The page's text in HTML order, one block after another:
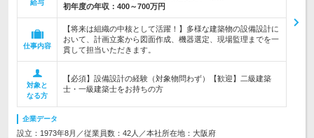
給与
初年度の年収： 400～700万円
仕事内容
【将来は組織の中核として活躍！】多様な建築物の設備設計に
おいて、計画立案から図面作成、機器選定、現場監理までを一
貫して担当いただきます。
対象と
なる方
【必須】設備設計の経験（対象物問わず）【歓迎】二級建築
士・一級建築士をお持ちの方
企業データ
設立：1973年8月／従業員数：42人／本社所在地：大阪府